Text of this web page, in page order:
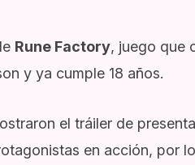
Rune Factory, juego que
y ya cumple 18 años.
el tráiler de
en acción, por